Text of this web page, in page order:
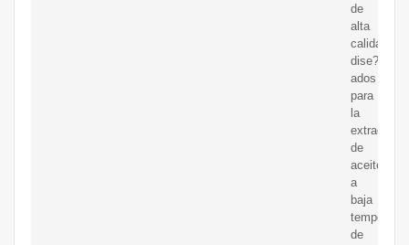
de
alta
calidad
dise?
ados
para
la
extracción
de
aceite
a
baja
de